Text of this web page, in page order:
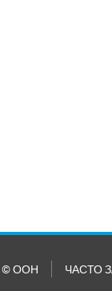
© ООН ЧАСТО